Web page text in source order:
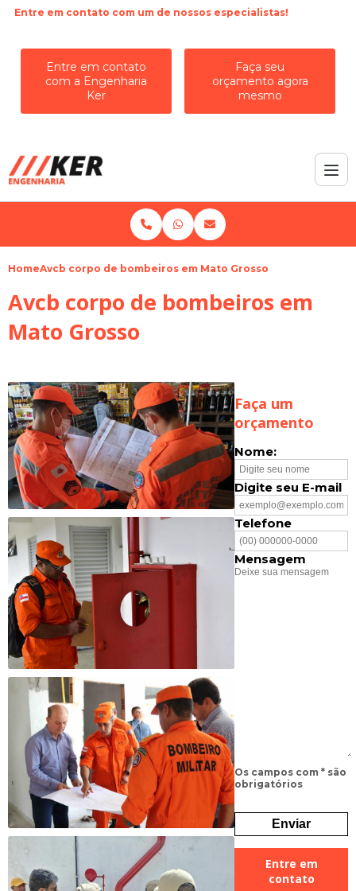
Entre em contato com um de nossos especialistas!
Entre em contato
com a Engenharia
Ker
Faça seu
orçamento agora
mesmo
HomeAvcb corpo de bombeiros em Mato Grosso
Avcb corpo de bombeiros em
Mato Grosso
Faça um
orçamento
Nome:
Digite seu E-mail
Telefone
Mensagem
Os campos com * são
obrigatórios
Entre em
contato